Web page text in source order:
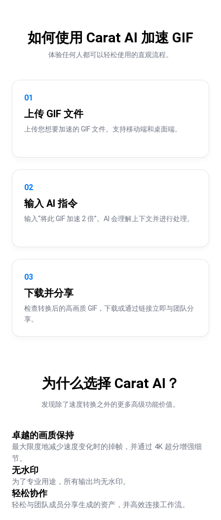
如何使用 Carat AI 加速 GIF
体验任何人都可以轻松使用的直观流程。
01
上传 GIF 文件
上传您想要加速的 GIF 文件。支持移动端和桌面端。
02
输入 AI 指令
输入“将此 GIF 加速 2 倍”。AI 会理解上下文并进行处理。
03
下载并分享
检查转换后的高画质 GIF，下载或通过链接立即与团队分
享。
为什么选择 Carat AI？
发现除了速度转换之外的更多高级功能价值。
卓越的画质保持
最大限度地减少速度变化时的掉帧，并通过 4K 超分增强细
节。
无水印
为了专业用途，所有输出均无水印。
轻松协作
轻松与团队成员分享生成的资产，并高效连接工作流。